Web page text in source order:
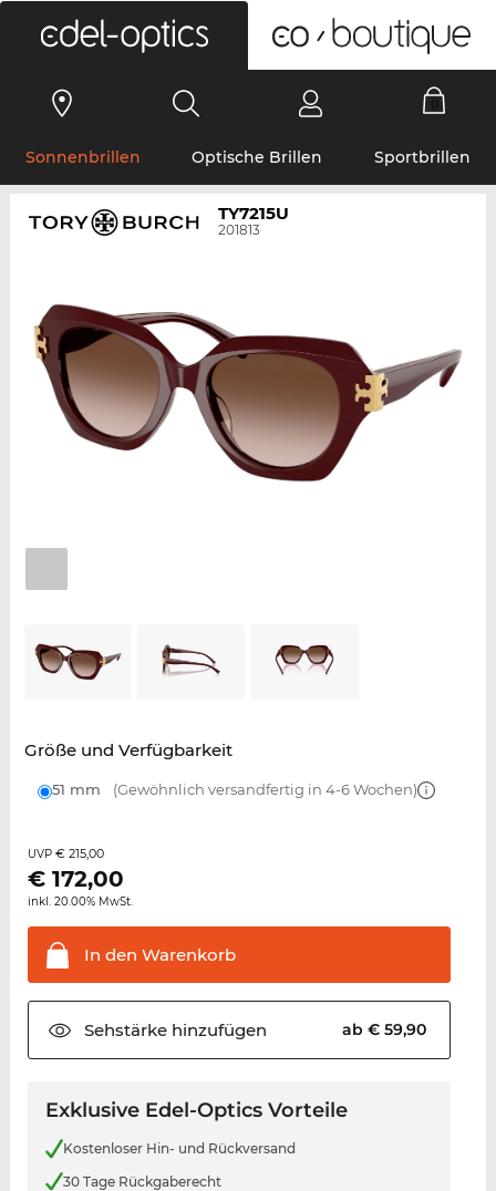
Sonnenbrillen Optische Brillen Sportbrillen
TY7215U
201813
Größe und Verfügbarkeit
51 mm (Gewöhnlich versandfertig in 4-6 Wochen)
UVP € 215,00
€ 172,00
inkl. 20.00% MwSt.
In den Warenkorb
Sehstärkehinzufügen ab € 59,90
Exklusive Edel-Optics Vorteile
Kostenloser Hin- und Rückversand
30 Tage Rückgaberecht